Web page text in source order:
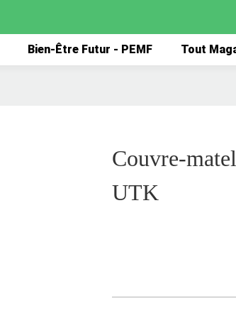
Bien-Être Futur - PEMF Tout
Couvre-
UTK